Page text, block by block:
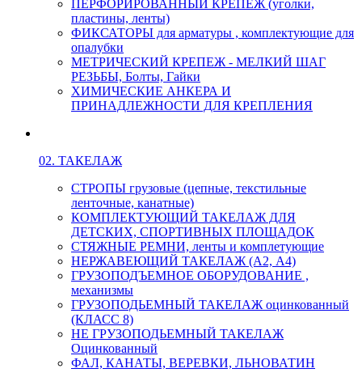
ПЕРФОРИРОВАННЫЙ КРЕПЕЖ (уголки,
пластины, ленты)
ФИКСАТОРЫ для арматуры , комплектующие для
опалубки
МЕТРИЧЕСКИЙ КРЕПЕЖ - МЕЛКИЙ ШАГ
РЕЗЬБЫ, Болты, Гайки
ХИМИЧЕСКИЕ АНКЕРА И
ПРИНАДЛЕЖНОСТИ ДЛЯ КРЕПЛЕНИЯ
02. ТАКЕЛАЖ
СТРОПЫ грузовые (цепные, текстильные
ленточные, канатные)
КОМПЛЕКТУЮЩИЙ ТАКЕЛАЖ ДЛЯ
ДЕТСКИХ, СПОРТИВНЫХ ПЛОЩАДОК
СТЯЖНЫЕ РЕМНИ, ленты и комплетующие
НЕРЖАВЕЮЩИЙ ТАКЕЛАЖ (А2, А4)
ГРУЗОПОДЪЕМНОЕ ОБОРУДОВАНИЕ ,
механизмы
ГРУЗОПОДЬЕМНЫЙ ТАКЕЛАЖ оцинкованный
(КЛАСС 8)
НЕ ГРУЗОПОДЬЕМНЫЙ ТАКЕЛАЖ
Оцинкованный
ФАЛ, КАНАТЫ, ВЕРЕВКИ, ЛЬНОВАТИН